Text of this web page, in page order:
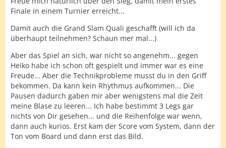
Finale in einem Turnier erreicht...
Damit auch die Grand Slam Quali geschafft (will ich da
überhaupt teilnehmen? Schaun mer mal...)
Aber das Spiel an sich, war nicht so angenehm... gegen
Heiko habe ich schon oft gespielt und immer war es eine
Freude... Aber die Technikprobleme musst du in den Griff
bekommen. Da kann kein Rhythmus aufkommen... Die
Pausen dadurch gaben mir aber wenigstens mal die Zeit
meine Blase zu leeren... Ich habe bestimmt 3 Legs gar
nichts von Dir gesehen... und die Reihenfolge war wenn,
dann auch kurios. Erst kam der Score vom System, dann der
Ton vom Board und dann erst das Bild.